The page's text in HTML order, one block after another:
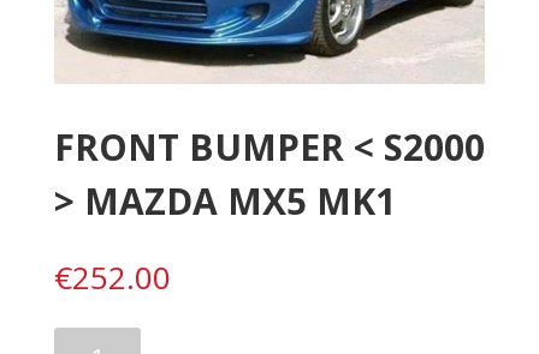
FRONT BUMPER < S2000
> MAZDA MX5 MK1
€252.00